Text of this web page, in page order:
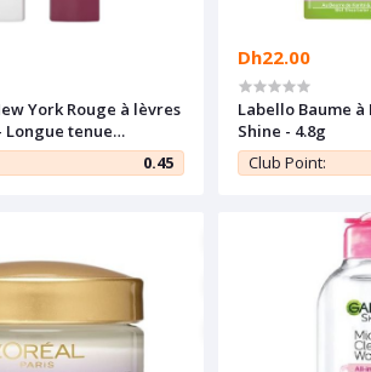
York Rouge à lèvres
tenue
Ink PINKS - 165
- 5 ml
0.45
Dh22.00
Labello Baume
Shine - 4.8g
Club Point: